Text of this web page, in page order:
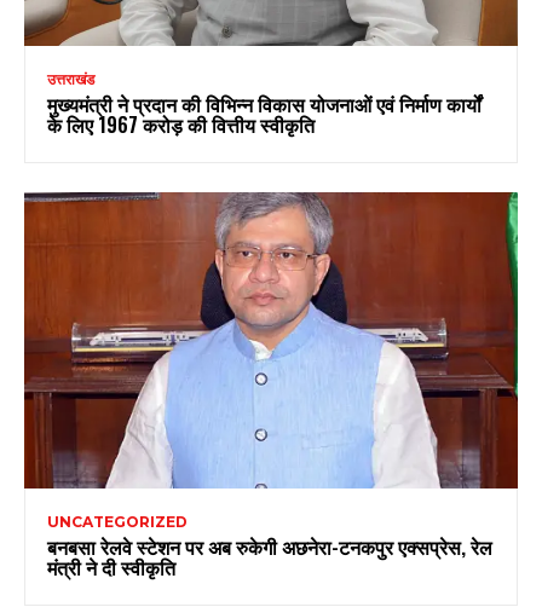
उत्तराखंड
मुख्यमंत्री ने प्रदान की विभिन्न विकास योजनाओं एवं निर्माण कार्यों
के लिए ₹1967 करोड़ की वित्तीय स्वीकृति
UNCATEGORIZED
बनबसा रेलवे स्टेशन पर अब रुकेगी अछनेरा-टनकपुर एक्सप्रेस, रेल
मंत्री ने दी स्वीकृति